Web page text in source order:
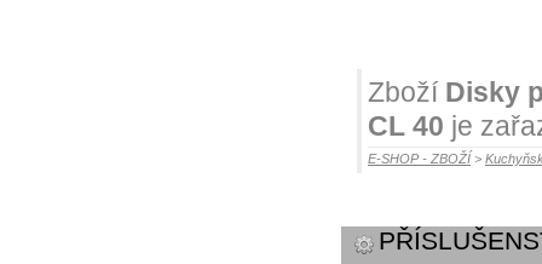
Zboží Disky
CL 40 je
E-SHOP - ZBOŽÍ >